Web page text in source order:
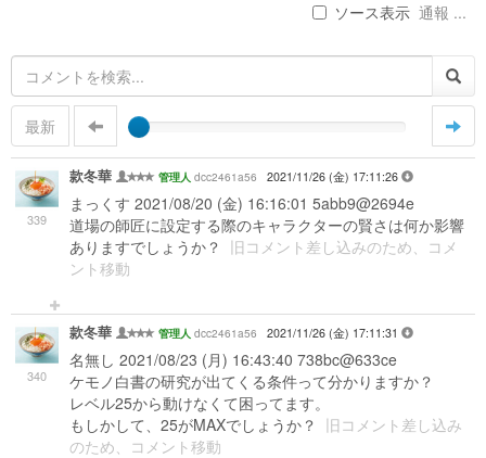
ソース表示 通報 ...
最新
339
款冬華 管理人 dcc2461a56 2021/11/26 (金) 17:11:26
まっくす 2021/08/20 (金) 16:16:01 5abb9@2694e
道場の師匠に設定する際のキャラクターの賢さは何か影響
ありますでしょうか？ 旧コメント差し込みのため、コメ
ント移動
340
款冬華 管理人 dcc2461a56 2021/11/26 (金) 17:11:31
名無し 2021/08/23 (月) 16:43:40 738bc@633ce
ケモノ白書の研究が出てくる条件って分かりますか？
レベル25から動けなくて困ってます。
もしかして、25がMAXでしょうか？ 旧コメント差し込み
のため、コメント移動